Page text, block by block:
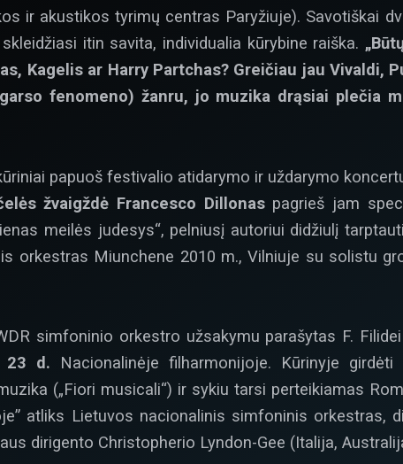
ir akustikos tyrimų centras Paryžiuje). Savotiškai
itin savita, individualia kūrybine raiška.
Kagelis ar Harry Partchas? Greičiau jau Vivaldi,
fenomeno) žanru, jo muzika drąsiai plečia
papuoš festivalio atidarymo ir uždarymo
žvaigždė Francesco Dillonaspagrieš jam
meilės judesys“, pelniusį autoriui didžiulį
orkestras Miunchene 2010 m., Vilniuje su solistu
simfoninio orkestro užsakymu parašytas F.
23 d. Nacionalinėje filharmonijoje. Kūrinyje
(„Fiori musicali“) ir sykiu tarsi perteikiamas
atliks Lietuvos nacionalinis simfoninis orkestras,
dirigento Christopherio Lyndon-Gee (Italija,